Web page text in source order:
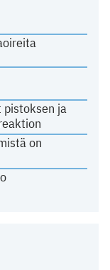
pistoksen ja
on